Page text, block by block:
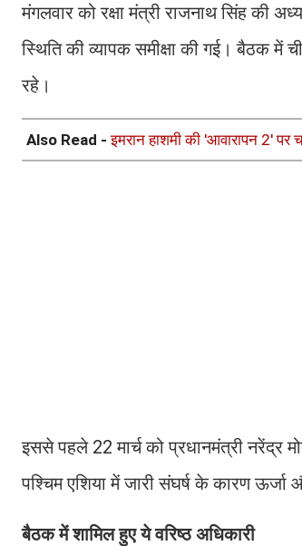
मंगलवार को रक्षा मंत्री राजनाथ सिंह की
स्थिति की व्यापक समीक्षा की गई। बैठक
रहे।
Also Read -इमरान हाशमी की 'आवारापन 2' पर
इससे पहले 22 मार्च को प्रधानमंत्री नरेंद्र
पश्चिम एशिया में जारी संघर्ष के कारण ऊर्जा
बैठक में शामिल हुए ये वरिष्ठ अधिकारी